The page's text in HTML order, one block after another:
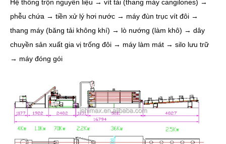
Hệ thống trộn nguyên liệu → vít tải (thang máy cangilones) →
phễu chứa → tiền xử lý hơi nước → máy đùn trục vít đôi →
thang máy (băng tải không khí) → lò nướng (làm khô) → dây
chuyền sản xuất gia vị trống đôi → máy làm mát → silo lưu trữ
→ máy đóng gói